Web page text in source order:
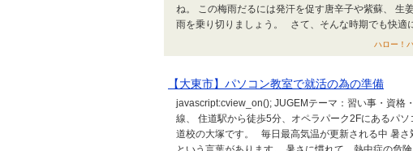
ね。 この梅雨だるには発汗を促す唐辛子や紫蘇、 生
雨を乗り切りましょう。 さて、そんな時期でも快適
ハロー！
【大東市】パソコン教室で就活の為の準備
javascript:cview_on(); JUGEMテーマ：習い事・資格
線、 住道駅から徒歩5分、オペラパーク2Fにあるパ
道校の大塚です。 毎日最高気温が更新される中 暑さ